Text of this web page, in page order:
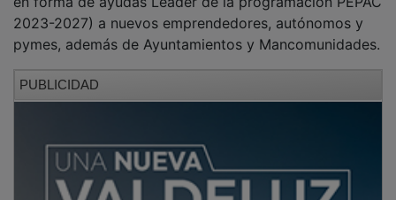
2023-2027) a nuevos emprendedores, autónomos y
pymes, además de Ayuntamientos y Mancomunidades.